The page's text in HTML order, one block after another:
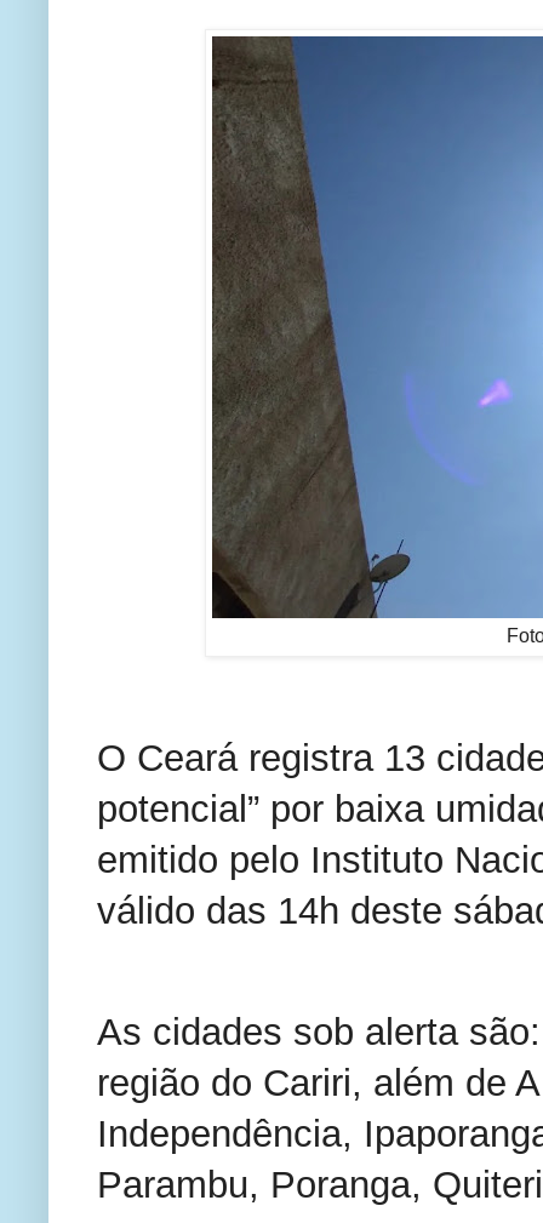
O Ceará registra 13
potencial” por baixa
emitido pelo Instituto
válido das 14h deste
As cidades sob alerta
região do Cariri, além de
Independência,
Parambu, Poranga,